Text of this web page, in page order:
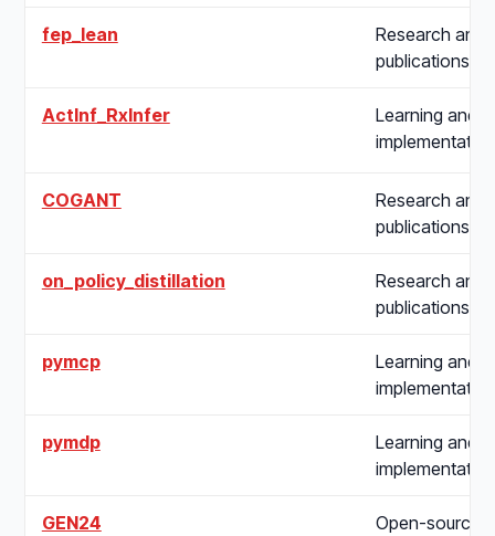
fep_lean
Research and
publications
ActInf_RxInfer
Learning and
COGANT
Research and
publications
on_policy_distillation
Research and
publications
pymcp
Learning and
pymdp
Learning and
GEN24
Open-source